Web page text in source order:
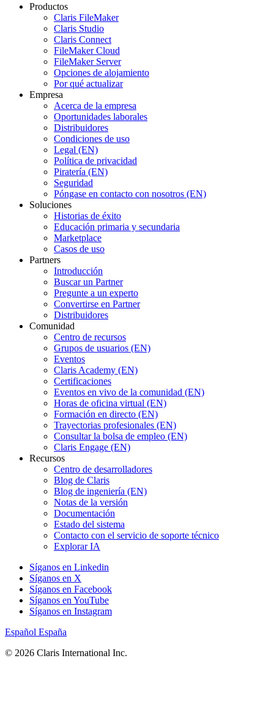
Productos
Claris FileMaker
Claris Studio
Claris Connect
FileMaker Cloud
FileMaker Server
Opciones de alojamiento
Por qué actualizar
Empresa
Acerca de la empresa
Oportunidades laborales
Distribuidores
Condiciones de uso
Legal (EN)
Política de privacidad
Piratería (EN)
Seguridad
Póngase en contacto con nosotros (EN)
Soluciones
Historias de éxito
Educación primaria y secundaria
Marketplace
Casos de uso
Partners
Introducción
Buscar un Partner
Pregunte a un experto
Convertirse en Partner
Distribuidores
Comunidad
Centro de recursos
Grupos de usuarios (EN)
Eventos
Claris Academy (EN)
Certificaciones
Eventos en vivo de la comunidad (EN)
Horas de oficina virtual (EN)
Formación en directo (EN)
Trayectorias profesionales (EN)
Consultar la bolsa de empleo (EN)
Claris Engage (EN)
Recursos
Centro de desarrolladores
Blog de Claris
Blog de ingeniería (EN)
Notas de la versión
Documentación
Estado del sistema
Contacto con el servicio de soporte técnico
Explorar IA
Síganos en Linkedin
Síganos en X
Síganos en Facebook
Síganos en YouTube
Síganos en Instagram
Español España
© 2026 Claris International Inc.